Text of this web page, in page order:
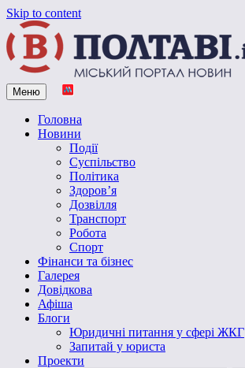
Skip to content
Vpoltave.info
Полтавський портал новин
Меню
Головна
Новини
Події
Суспільство
Політика
Здоров’я
Дозвілля
Транспорт
Робота
Спорт
Фінанси та бізнес
Галерея
Довідкова
Афіша
Блоги
Юридичні питання у сфері ЖКГ
Запитай у юриста
Проекти